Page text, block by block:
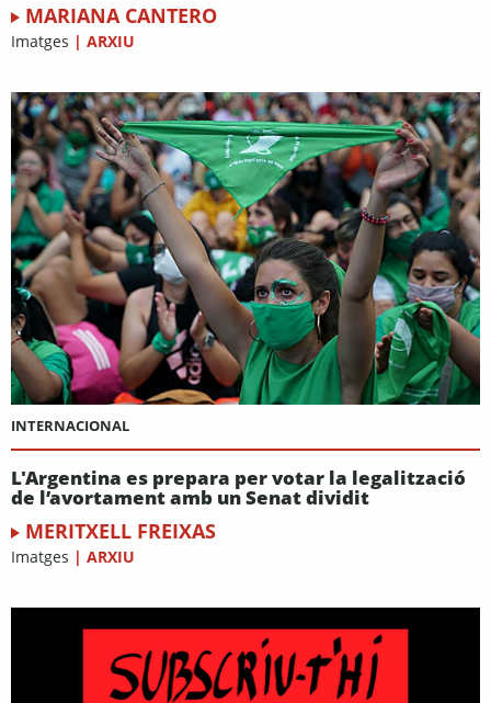
MARIANA CANTERO
Imatges | ARXIU
INTERNACIONAL
L'Argentina es prepara per votar la legalització
de l’avortament amb un Senat dividit
MERITXELL FREIXAS
Imatges | ARXIU